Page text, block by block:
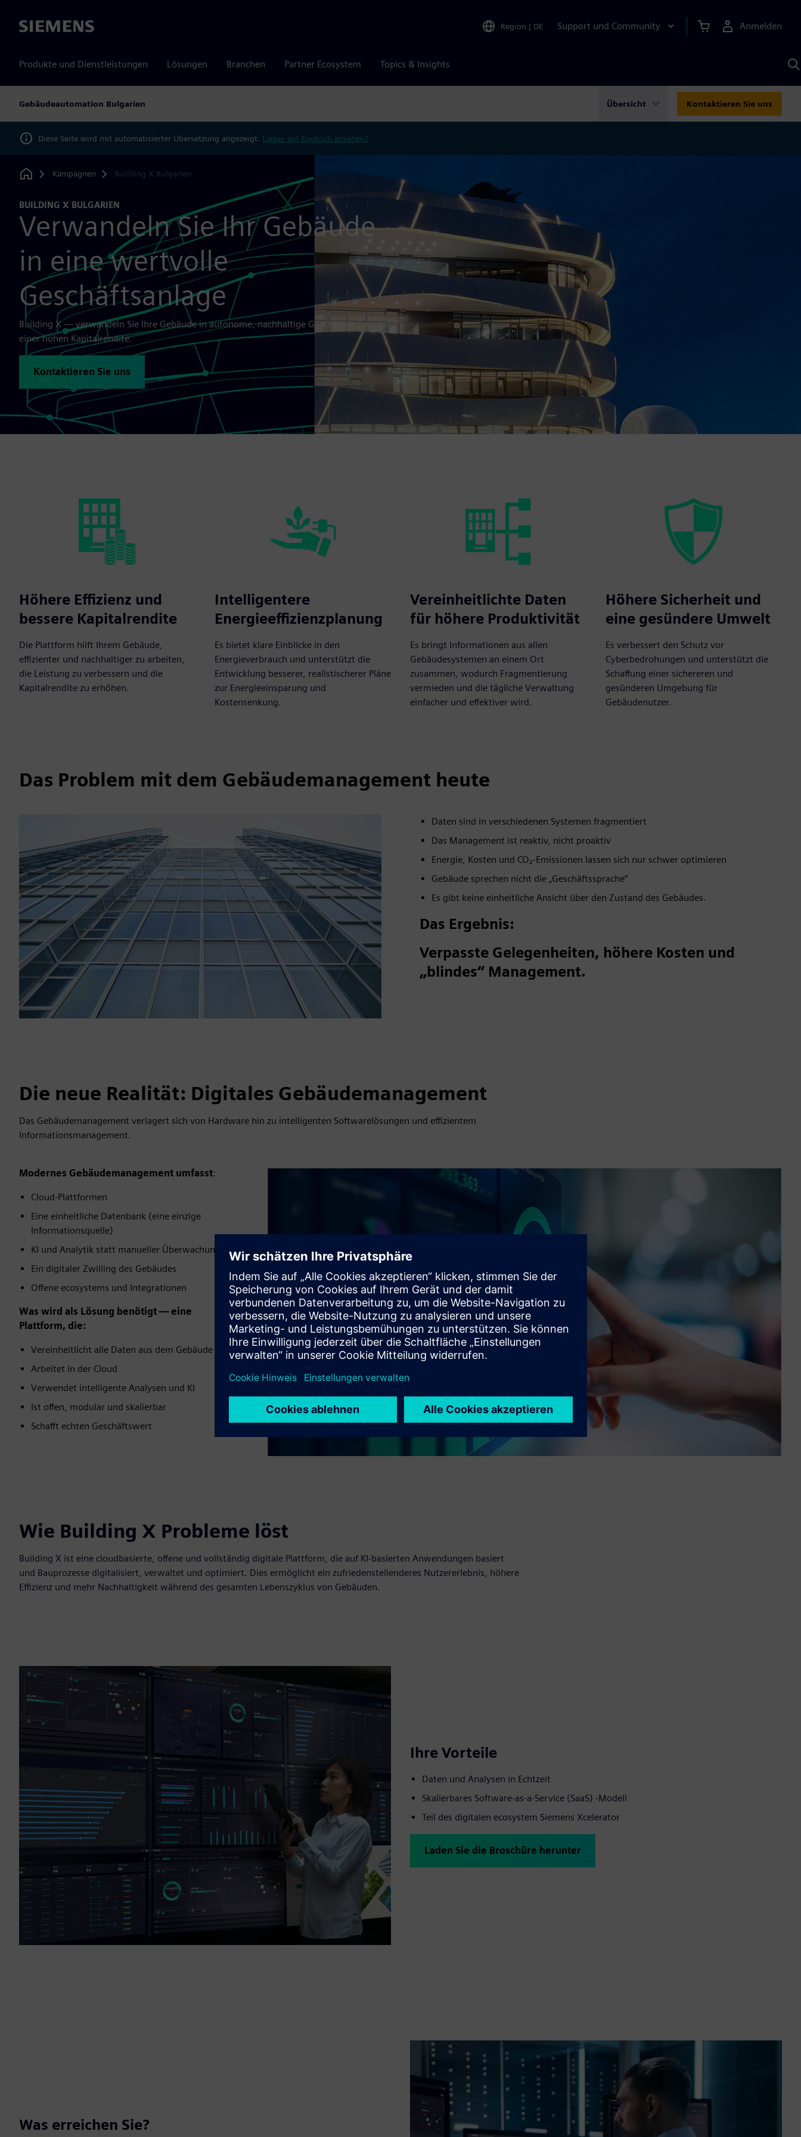
Siemens Region | DE Support und Community Anmelden
Produkte und Dienstleistungen Lösungen Branchen Partner Ecosystem Topics & Insights
KI
Gebäudeautomation Bulgarien Übersicht Kontaktieren Sie uns
Diese Seite wird mit automatisierter Übersetzung angezeigt. Lieber auf Englisch ansehen?
Home
Kampagnen Building X Bulgarien
BUILDING X BULGARIEN
Verwandeln Sie Ihr Gebäude
in eine wertvolle
Geschäftsanlage
Building X — verwandeln Sie Ihre Gebäude in autonome, nachhaltige Geschäftsanlagen mit
einer hohen Kapitalrendite.
Kontaktieren Sie uns
Höhere Effizienz und
bessere Kapitalrendite
Die Plattform hilft Ihrem Gebäude,
effizienter und nachhaltiger zu arbeiten,
die Leistung zu verbessern und die
Kapitalrendite zu erhöhen.
Intelligentere
Energieeffizienzplanung
Es bietet klare Einblicke in den
Energieverbrauch und unterstützt die
Entwicklung besserer, realistischerer Pläne
zur Energieeinsparung und
Kostensenkung.
Vereinheitlichte Daten
für höhere Produktivität
Es bringt Informationen aus allen
Gebäudesystemen an einem Ort
zusammen, wodurch Fragmentierung
vermieden und die tägliche Verwaltung
einfacher und effektiver wird.
Höhere Sicherheit und
eine gesündere Umwelt
Es verbessert den Schutz vor
Cyberbedrohungen und unterstützt die
Schaffung einer sichereren und
gesünderen Umgebung für
Gebäudenutzer.
Das Problem mit dem Gebäudemanagement heute
Daten sind in verschiedenen Systemen fragmentiert
Das Management ist reaktiv, nicht proaktiv
Energie, Kosten und CO₂-Emissionen lassen sich nur schwer optimieren
Gebäude sprechen nicht die „Geschäftssprache“
Es gibt keine einheitliche Ansicht über den Zustand des Gebäudes.
Das Ergebnis:
Verpasste Gelegenheiten, höhere Kosten und
„blindes“ Management.
Die neue Realität: Digitales Gebäudemanagement
Das Gebäudemanagement verlagert sich von Hardware hin zu intelligenten Softwarelösungen und effizientem
Informationsmanagement.
Modernes Gebäudemanagement umfasst:
Cloud-Plattformen
Eine einheitliche Datenbank (eine einzige
Informationsquelle)
KI und Analytik statt manueller Überwachung
Ein digitaler Zwilling des Gebäudes
Offene ecosystems und Integrationen
Was wird als Lösung benötigt — eine
Plattform, die:
Vereinheitlicht alle Daten aus dem Gebäude
Arbeitet in der Cloud
Verwendet intelligente Analysen und KI
Ist offen, modular und skalierbar
Schafft echten Geschäftswert
Wie Building X Probleme löst
Building X ist eine cloudbasierte, offene und vollständig digitale Plattform, die auf KI-basierten Anwendungen basiert
und Bauprozesse digitalisiert, verwaltet und optimiert. Dies ermöglicht ein zufriedenstellenderes Nutzererlebnis, höhere
Effizienz und mehr Nachhaltigkeit während des gesamten Lebenszyklus von Gebäuden.
Ihre Vorteile
Daten und Analysen in Echtzeit
Skalierbares Software-as-a-Service (SaaS) -Modell
Teil des digitalen ecosystem Siemens Xcelerator
Laden Sie die Broschüre herunter
Was erreichen Sie?